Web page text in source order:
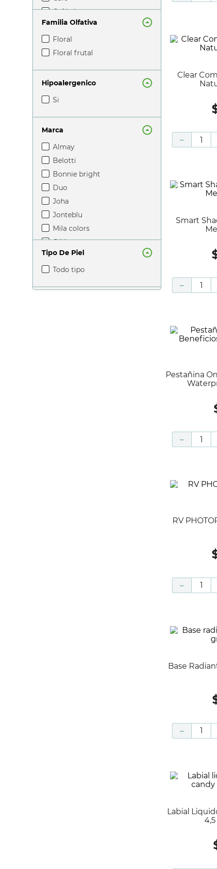
antimanchas
accesorios
café claro
café oscuro
fucsia
gris
magenta
negro
rojo
rosa
uva
verde
vino
violeta
coral
taupe
naranja
nude
blackberry
Familia Olfativa
floral
floral frutal
Hipoalergenico
si
Marca
almay
belotti
bonnie bright
duo
joha
jonteblu
mila colors
ollé
tweezerman
Tipo De Piel
todo tipo
Clear Complexion Base Liquida
－
Smart Shade Polvo Suelto Light
－
Pestañina One Coat Multi-Beneficios
－
RV
－
Base Radiante Medio Claro X 50 Gr -
－
Labial Liquido Larga Duración Candy